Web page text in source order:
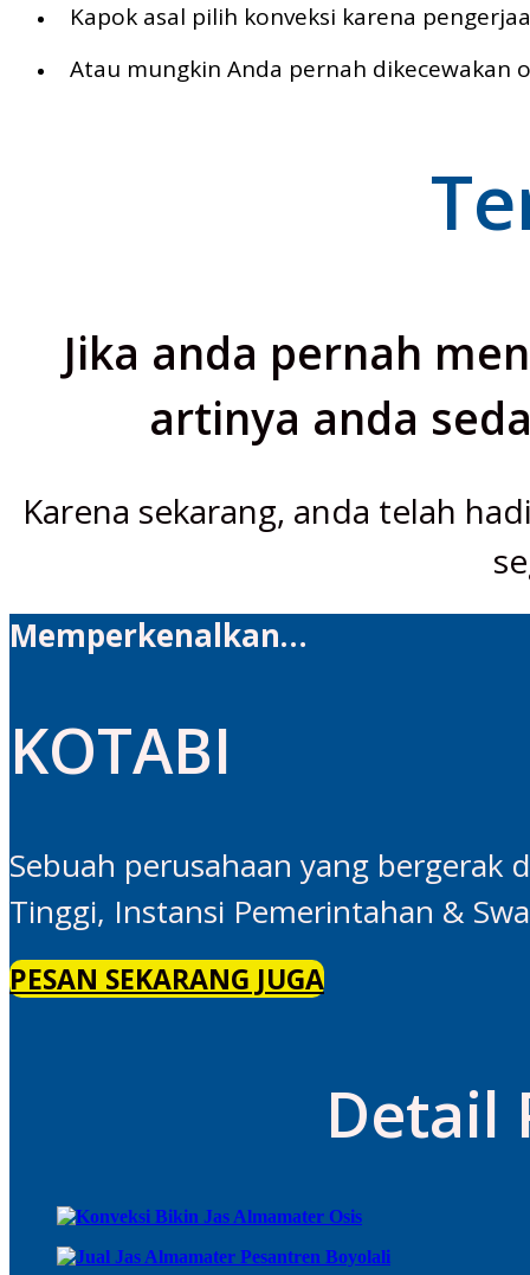
Kapok asal pilih konveksi karena
Atau mungkin Anda pernah dikecewakan
Jika anda pernah
artinya anda
Karena sekarang, anda telah
Memperkenalkan…
KOTABI
Sebuah perusahaan yang bergerak
Tinggi, Instansi Pemerintahan &
PESAN SEKARANG JUGA
Detail